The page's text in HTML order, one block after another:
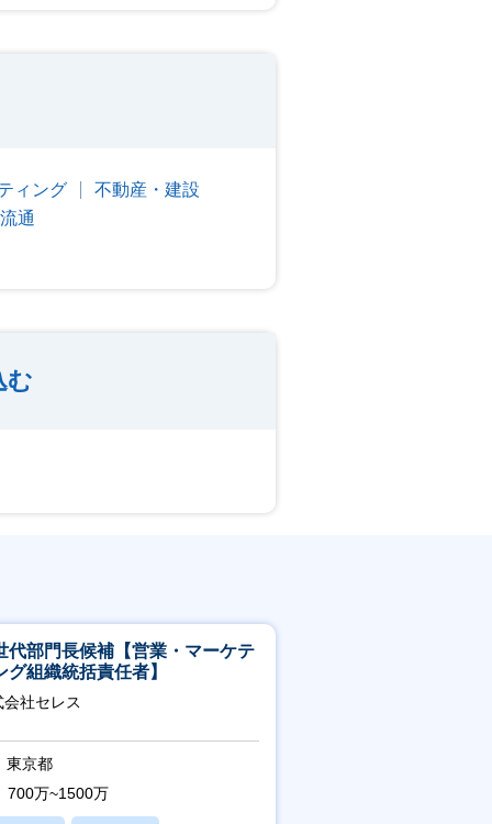
ィング
不動産・建設
通
む
代部門長候補【営業・マーケテ
グ組織統括責任者】
会社セレス
東京都
700万~1500万